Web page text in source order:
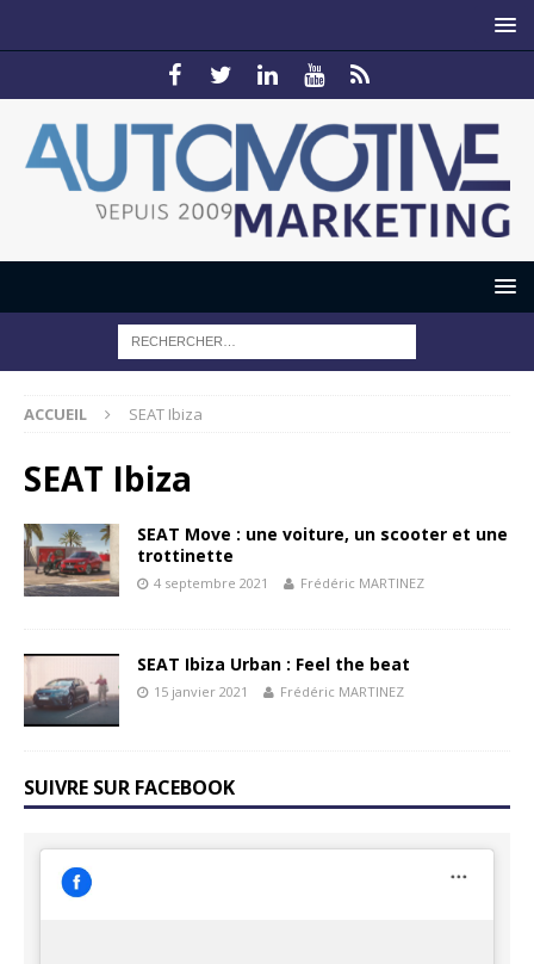
ACCUEIL SEAT Ibiza
SEAT Ibiza
SEAT Move : une voiture, un scooter et une
trottinette
4 septembre 2021 Frédéric MARTINEZ
SEAT Ibiza Urban : Feel the beat
15 janvier 2021 Frédéric MARTINEZ
SUIVRE SUR FACEBOOK